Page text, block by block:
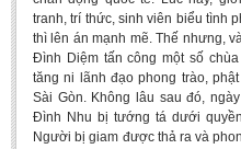
tranh, trí thức, sinh viên biểu tình
thì lên án mạnh mẽ. Thế nhưng,
Đình Diệm tấn công một số
tăng ni lãnh đạo phong trào,
Sài Gòn. Không lâu sau đó,
Đình Nhu bị tướng tá dưới
Người bị giam được thả ra và